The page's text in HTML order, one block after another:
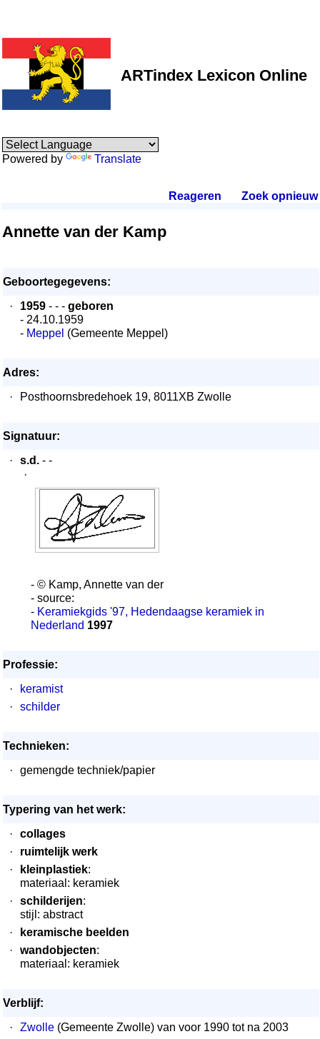
ARTindex Lexicon Online
Powered by Translate
Reageren Zoek opnieuw.
Annette van der Kamp
Geboortegegevens:
·
1959 - - - geboren
- 24.10.1959
- Meppel (Gemeente Meppel)
Adres:
·
Posthoornsbredehoek 19, 8011XB Zwolle
Signatuur:
·
s.d. - -
·
- © Kamp, Annette van der
- source:
- Keramiekgids '97, Hedendaagse keramiek in
Nederland 1997
Professie:
·
keramist
·
schilder
Technieken:
·
gemengde techniek/papier
Typering van het werk:
·
collages
·
ruimtelijk werk
·
kleinplastiek:
materiaal: keramiek
·
schilderijen:
stijl: abstract
·
keramische beelden
·
wandobjecten:
materiaal: keramiek
Verblijf:
·
Zwolle (Gemeente Zwolle) van voor 1990 tot na 2003